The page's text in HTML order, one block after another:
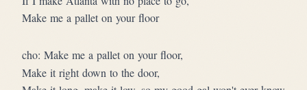
Make me a pallet on your floor
cho: Make me a pallet on your floor,
Make it right down to the door,